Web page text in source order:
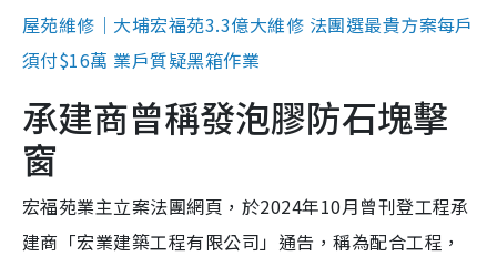
屋苑維修｜大埔宏福苑3.3億大維修 法團選最貴方案每戶
須付$16萬 業戶質疑黑箱作業
承建商曾稱發泡膠防石塊擊
窗
宏福苑業主立案法團網頁，於2024年10月曾刊登工程承
建商「宏業建築工程有限公司」通告，稱為配合工程，